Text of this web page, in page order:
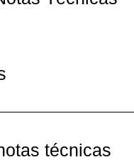
técnicas